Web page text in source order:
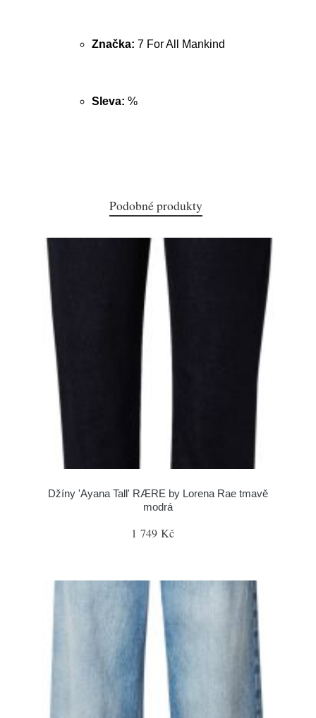
Značka: 7 For All Mankind
Sleva: %
Podobné produkty
Džíny 'Ayana Tall' RÆRE by Lorena Rae tmavě
modrá
1 749 Kč